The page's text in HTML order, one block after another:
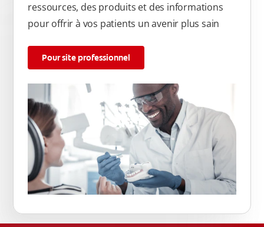
ressources, des produits et des informations
pour offrir à vos patients un avenir plus sain
Pour site professionnel